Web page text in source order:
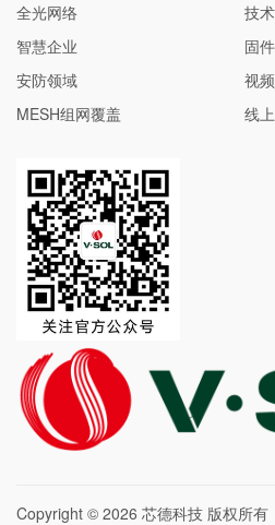
全光网络
智慧企业
安防领域
MESH组网覆盖
技
固
视频
线
Copyright © 2026 芯德科技 版权所有